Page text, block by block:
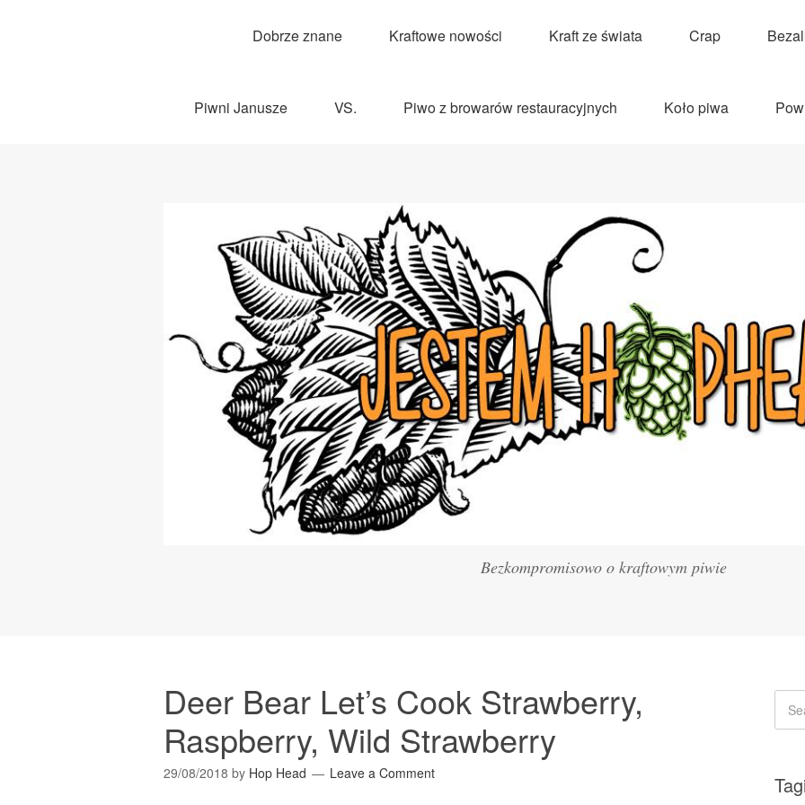
Dobrze znane Kraftowe nowości Kraft ze świata Crap
Piwni Janusze VS. Piwo z browarów restauracyjnych Koło piwa
Bezkompromisowo o kraftowym piwie
Deer Bear Let’s Cook Strawberry,
Raspberry, Wild Strawberry
29/08/2018 by Hop Head Leave a Comment